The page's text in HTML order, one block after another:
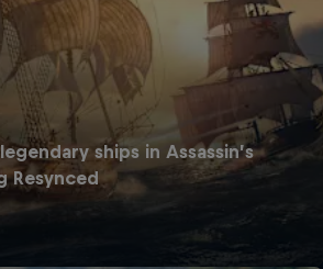
ships in Assassin’s
Resynced